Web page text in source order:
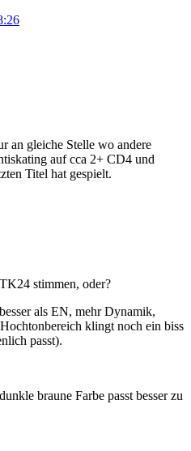
an gleiche Stelle wo andere
auf cca 2+ CD4 und
Titel hat gespielt.
stimmen, oder?
als EN, mehr Dynamik,
klingt noch ein biss
passt).
braune Farbe passt besser zu